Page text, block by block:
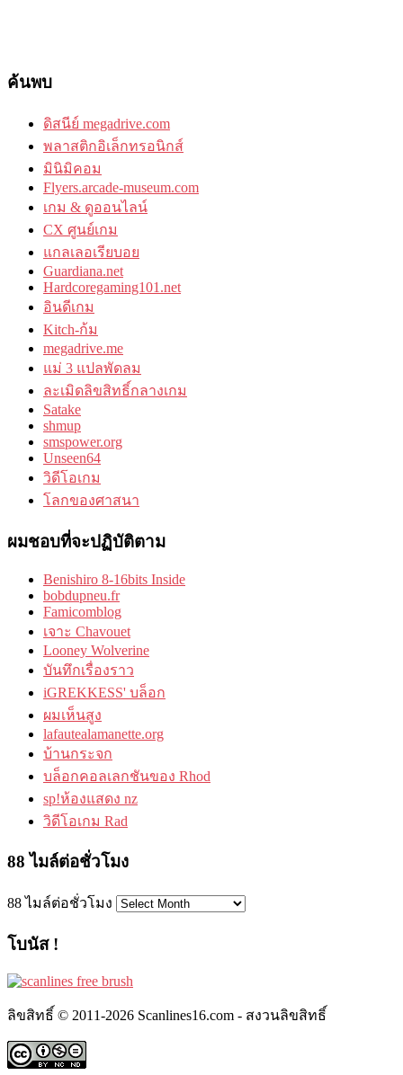
ค้นพบ
ดิสนีย์ megadrive.com
พลาสติกอิเล็กทรอนิกส์
มินิมิคอม
Flyers.arcade-museum.com
เกม & ดูออนไลน์
CX ศูนย์เกม
แกลเลอเรียบอย
Guardiana.net
Hardcoregaming101.net
อินดีเกม
Kitch-ก้ม
megadrive.me
แม่ 3 แปลพัดลม
ละเมิดลิขสิทธิ์กลางเกม
Satake
shmup
smspower.org
Unseen64
วิดีโอเกม
โลกของศาสนา
ผมชอบที่จะปฏิบัติตาม
Benishiro 8-16bits Inside
bobdupneu.fr
Famicomblog
เจาะ Chavouet
Looney Wolverine
บันทึกเรื่องราว
iGREKKESS' บล็อก
ผมเห็นสูง
lafautealamanette.org
บ้านกระจก
บล็อกคอลเลกชันของ Rhod
sp!ห้องแสดง nz
วิดีโอเกม Rad
88 ไมล์ต่อชั่วโมง
88 ไมล์ต่อชั่วโมง
โบนัส !
ลิขสิทธิ์ © 2011-2026 Scanlines16.com - สงวนลิขสิทธิ์